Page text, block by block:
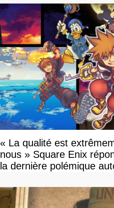
« La qualité est
nous » Square Enix
la dernière polémique